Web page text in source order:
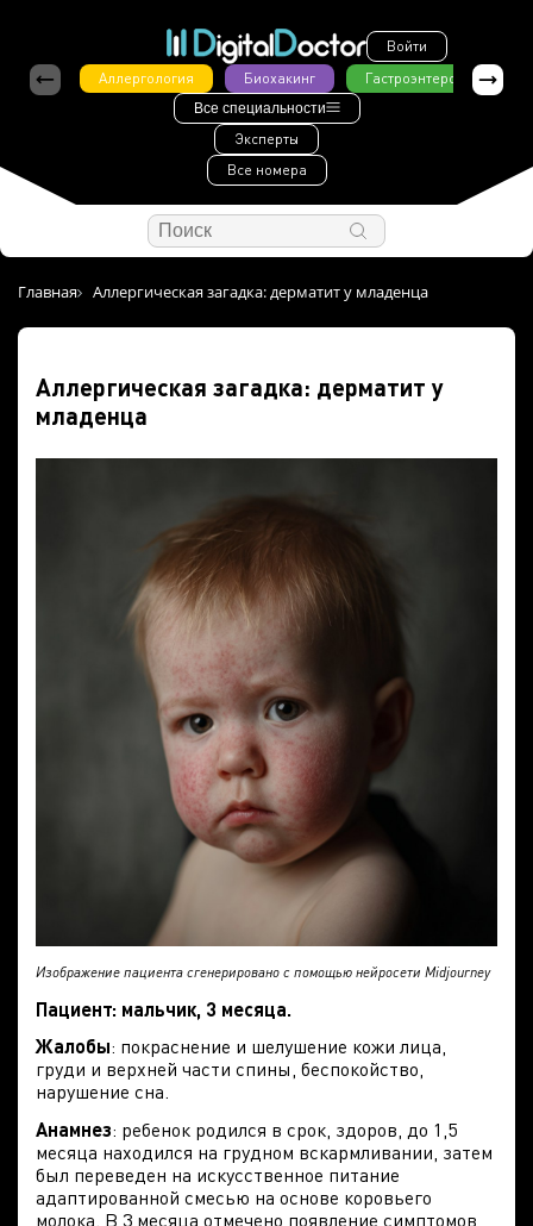
Войти
Аллергология
Биохакинг Гастроэнтерология
Все специальности
Эксперты
Все номера
Главная Аллергическая загадка: дерматит у младенца
Аллергическая загадка: дерматит у
младенца
Изображение пациента сгенерировано с помощью нейросети Midjourney
Пациент: мальчик, 3 месяца.
Жалобы: покраснение и шелушение кожи лица,
груди и верхней части спины, беспокойство,
нарушение сна.
Анамнез: ребенок родился в срок, здоров, до 1,5
месяца находился на грудном вскармливании, затем
был переведен на искусственное питание
адаптированной смесью на основе коровьего
молока. В 3 месяца отмечено появление симптомов